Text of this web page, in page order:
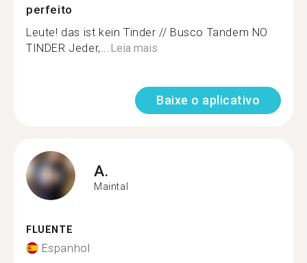
perfeito
Leute! das ist kein Tinder // Busco Tandem NO
TINDER Jeder,...Leia mais
Baixe o aplicativo
A.
Maintal
FLUENTE
Espanhol